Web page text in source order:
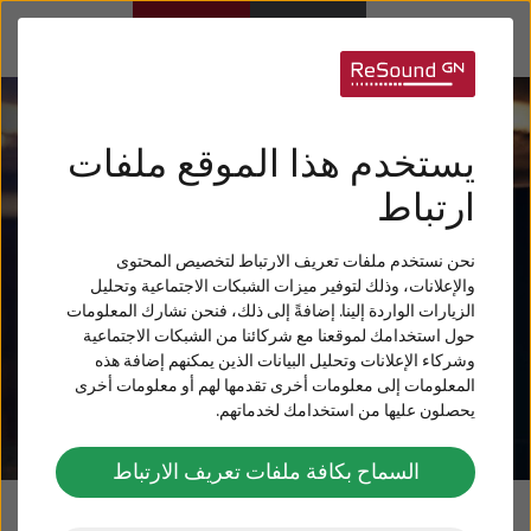
يستخدم هذا الموقع ملفات
ارتباط
نحن نستخدم ملفات تعريف الارتباط لتخصيص المحتوى
والإعلانات، وذلك لتوفير ميزات الشبكات الاجتماعية وتحليل
الزيارات الواردة إلينا. إضافةً إلى ذلك، فنحن نشارك المعلومات
حول استخدامك لموقعنا مع شركائنا من الشبكات الاجتماعية
وشركاء الإعلانات وتحليل البيانات الذين يمكنهم إضافة هذه
المعلومات إلى معلومات أخرى تقدمها لهم أو معلومات أخرى
يحصلون عليها من استخدامك لخدماتهم.
السماح بكافة ملفات تعريف الارتباط
طنين الأذن
ReSound نبذة عن